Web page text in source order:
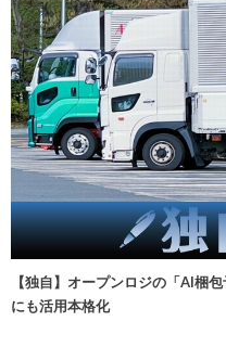
【独自】オープンロジの「AI梱
にも活用本格化